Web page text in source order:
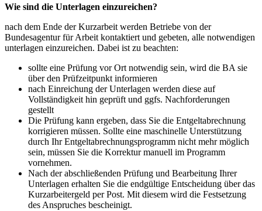
Wie sind die Unterlagen einzureichen?
nach dem Ende der Kurzarbeit werden Betriebe von der
Bundesagentur für Arbeit kontaktiert und gebeten, alle notwendigen
unterlagen einzureichen. Dabei ist zu beachten:
sollte eine Prüfung vor Ort notwendig sein, wird die BA sie
über den Prüfzeitpunkt informieren
nach Einreichung der Unterlagen werden diese auf
Vollständigkeit hin geprüft und ggfs. Nachforderungen
gestellt
Die Prüfung kann ergeben, dass Sie die Entgeltabrechnung
korrigieren müssen. Sollte eine maschinelle Unterstützung
durch Ihr Entgeltabrechnungsprogramm nicht mehr möglich
sein, müssen Sie die Korrektur manuell im Programm
vornehmen.
Nach der abschließenden Prüfung und Bearbeitung Ihrer
Unterlagen erhalten Sie die endgültige Entscheidung über das
Kurzarbeitergeld per Post. Mit diesem wird die Festsetzung
des Anspruches bescheinigt.